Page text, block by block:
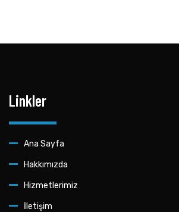
Linkler
Ana Sayfa
Hakkımızda
Hizmetlerimiz
İletişim